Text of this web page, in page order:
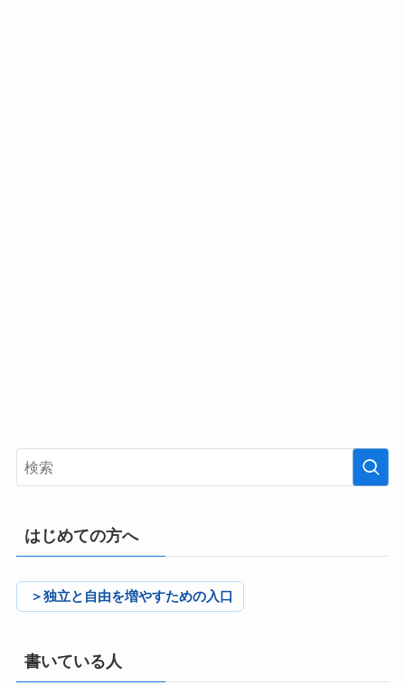
はじめての方へ
＞独立と自由を増やすための入口
書いている人